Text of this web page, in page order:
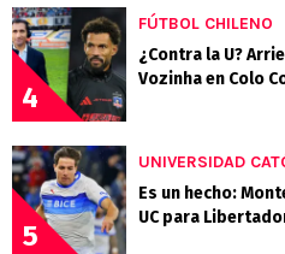
4
FÚTBOL CHILENO
¿Contra la U?
Vozinha en Colo
5
UNIVERSIDAD
Es un hecho:
UC para